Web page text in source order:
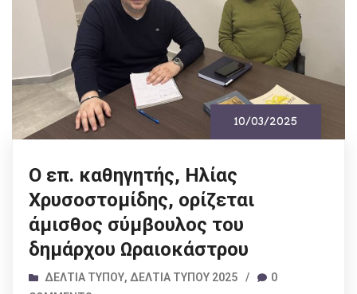
10/03/2025
O επ. καθηγητής, Ηλίας
Χρυσοστομίδης, ορίζεται
άμισθος σύμβουλος του
δημάρχου Ωραιοκάστρου
ΔΕΛΤΊΑ ΤΎΠΟΥ, ΔΕΛΤΊΑ ΤΎΠΟΥ 2025 /
0